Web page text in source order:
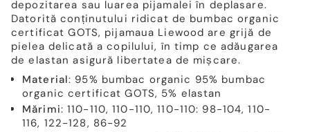
depozitarea sau luarea pijamalei în deplasare.
Datorită conținutului ridicat de bumbac organic
certificat GOTS, pijamaua Liewood are grijă de
pielea delicată a copilului, în timp ce adăugarea
de elastan asigură libertatea de mișcare.
Material: 95% bumbac organic 95% bumbac
organic certificat GOTS, 5% elastan
Mărimi: 110-110, 110-110, 110-110: 98-104, 110-
116, 122-128, 86-92